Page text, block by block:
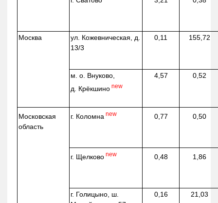
Москва ул. Кожевническая , д.
13/3
0,11 155,72
м. о. Внуково,
д. Крёкшино new
4,57 0,52
Московская
область
г. Коломна new 0,77 0,50
г. Щелково new 0,48 1,86
г. Голицыно, ш.
0,16 21,03